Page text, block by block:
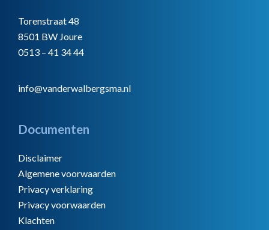
Torenstraat 48
8501 BW Joure
0513 – 41 34 44
info@vanderwalbergsma.nl
Documenten
Disclaimer
Algemene voorwaarden
Privacy verklaring
Privacy voorwaarden
Klachten